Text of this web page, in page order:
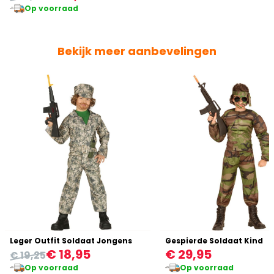
Op voorraad
Bekijk meer aanbevelingen
Leger Outfit Soldaat Jongens
€ 18,95
€ 19,25
Op voorraad
Gespierde Soldaat Kind
€ 29,95
Op voorraad